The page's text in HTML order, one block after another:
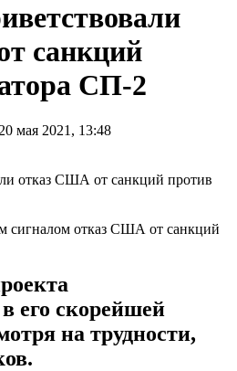
санкций
СП-2
мая 2021, 13:48
сигналом отказ США от санкций
его скорейшей
на трудности,